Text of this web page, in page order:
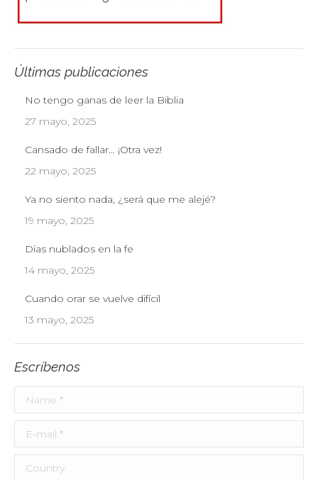
Últimas publicaciones
No tengo ganas de leer la Biblia
27 mayo, 2025
Cansado de fallar… ¡Otra vez!
22 mayo, 2025
Ya no siento nada, ¿será que me alejé?
19 mayo, 2025
Días nublados en la fe
14 mayo, 2025
Cuando orar se vuelve difícil
13 mayo, 2025
Escríbenos
Name *
E-mail *
Country